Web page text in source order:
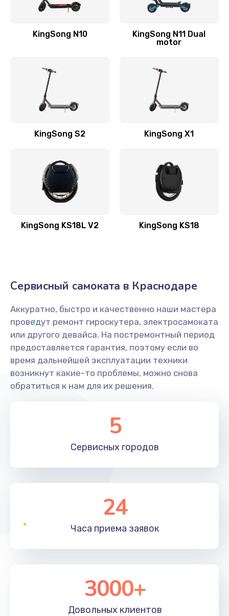
KingSong N10
KingSong N11 Dual
motor
KingSong S2 KingSong X1
KingSong KS18L V2 KingSong KS18
Сервисный самоката в Краснодаре
Аккуратно, быстро и качественно наши мастера
проведут ремонт гироскутера, электросамоката
или другого девайса. На постремонтный период
предоставляется гарантия, поэтому если во
время дальнейшей эксплуатации техники
возникнут какие-то проблемы, можно снова
обратиться к нам для их решения.
5
Сервисных городов
24
Часа приема заявок
3000+
Довольных клиентов